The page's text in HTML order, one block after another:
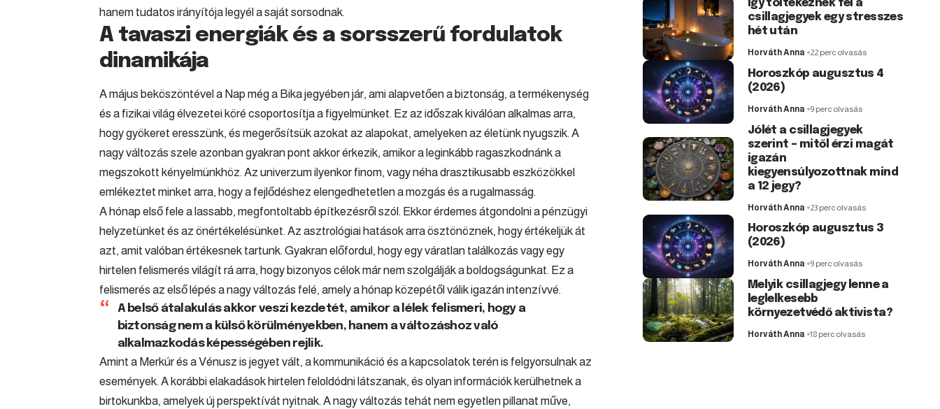
hanem tudatos irányítója legyél a saját sorsodnak.
A tavaszi energiák és a sorsszerű fordulatok
dinamikája
A május beköszöntével a Nap még a Bika jegyében jár, ami alapvetően a biztonság, a termékenység
és a fizikai világ élvezetei köré csoportosítja a figyelmünket. Ez az időszak kiválóan alkalmas arra,
hogy gyökeret eresszünk, és megerősítsük azokat az alapokat, amelyeken az életünk nyugszik. A
nagy változás szele azonban gyakran pont akkor érkezik, amikor a leginkább ragaszkodnánk a
megszokott kényelmünkhöz. Az univerzum ilyenkor finom, vagy néha drasztikusabb eszközökkel
emlékeztet minket arra, hogy a fejlődéshez elengedhetetlen a mozgás és a rugalmasság.
A hónap első fele a lassabb, megfontoltabb építkezésről szól. Ekkor érdemes átgondolni a pénzügyi
helyzetünket és az önértékelésünket. Az asztrológiai hatások arra ösztönöznek, hogy értékeljük át
azt, amit valóban értékesnek tartunk. Gyakran előfordul, hogy egy váratlan találkozás vagy egy
hirtelen felismerés világít rá arra, hogy bizonyos célok már nem szolgálják a boldogságunkat. Ez a
felismerés az első lépés a nagy változás felé, amely a hónap közepétől válik igazán intenzívvé.
A belső átalakulás akkor veszi kezdetét, amikor a lélek felismeri, hogy a
biztonság nem a külső körülményekben, hanem a változáshoz való
alkalmazkodás képességében rejlik.
Amint a Merkúr és a Vénusz is jegyet vált, a kommunikáció és a kapcsolatok terén is felgyorsulnak az
események. A korábbi elakadások hirtelen feloldódni látszanak, és olyan információk kerülhetnek a
birtokunkba, amelyek új perspektívát nyitnak. A nagy változás tehát nem egyetlen pillanat műve,
Így töltekeznek fel a
csillagjegyek egy stresszes
hét után
Horváth Anna 22 perc olvasás
Horoszkóp augusztus 4
(2026)
Horváth Anna 9 perc olvasás
Jólét a csillagjegyek
szerint – mitől érzi magát
igazán
kiegyensúlyozottnak mind
a 12 jegy?
Horváth Anna 23 perc olvasás
Horoszkóp augusztus 3
(2026)
Horváth Anna 9 perc olvasás
Melyik csillagjegy lenne a
leglelkesebb
környezetvédő aktivista?
Horváth Anna 18 perc olvasás